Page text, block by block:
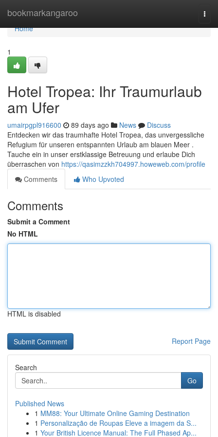
bookmarkangaroo
Home
Home
1
Hotel Tropea: Ihr Traumurlaub
am Ufer
umairpgpl916600 89 days ago News
Discuss
Entdecken wir das traumhafte Hotel Tropea, das unvergessliche
Refugium für unseren entspannten Urlaub am blauen Meer .
Tauche ein in unser erstklassige Betreuung und erlaube Dich
überraschen von https://qasimzzkh704997.howeweb.com/profile
Comments
Who Upvoted
Comments
Submit a Comment
No HTML
HTML is disabled
Report Page
Search
Go
Published News
1 MM88: Your Ultimate Online Gaming Destination
1 Personalização de Roupas Eleve a imagem da S...
1 Your British Licence Manual: The Full Phased Ap...